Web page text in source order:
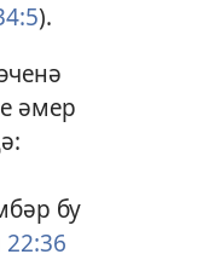
).
әмер
бу